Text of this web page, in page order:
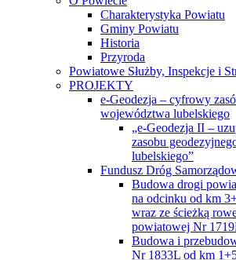
Charakterystyka Powiatu
Gminy Powiatu
Historia
Przyroda
Powiatowe Służby, Inspekcje i
PROJEKTY
e-Geodezja – cyfrowy
województwa lubelskiego
„e-Geodezja II –
zasobu
lubelskiego”
Fundusz Dróg
Budowa drogi
na odcinku od km
wraz ze ścieżką
powiatowej Nr
Budowa i
Nr 1833L od km